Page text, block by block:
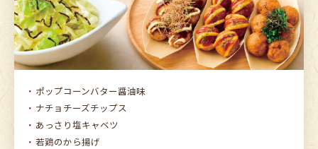
ポップコーンバター醤油味
ナチョチーズチップス
あっさり塩キャベツ
若鶏のから揚げ